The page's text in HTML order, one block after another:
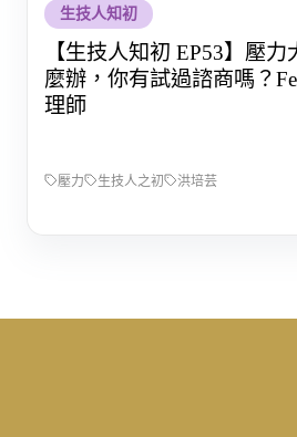
生技人知初
【生技人知初 EP53】壓
麼辦，你有試過諮商嗎？
理師
壓力 生技人之初 洪培芸